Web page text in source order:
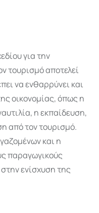
για την
τουρισμό αποτελεί
να ενθαρρύνει και
οικονομίας, όπως η
η εκπαίδευση,
από τον τουρισμό.
και η
παραγωγικούς
ενίσχυση της